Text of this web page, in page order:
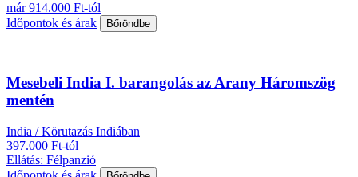
már 914.000 Ft-tól
Időpontok és árak
Bőröndbe
Mesebeli India I. barangolás az Arany Háromszög
mentén
India / Körutazás Indiában
397.000 Ft-tól
Ellátás: Félpanzió